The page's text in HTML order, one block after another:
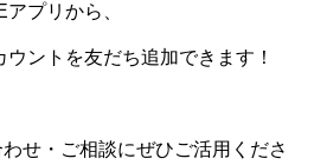
プリから、
ントを友だち追加できます！
せ・ご相談にぜひご活用くださ